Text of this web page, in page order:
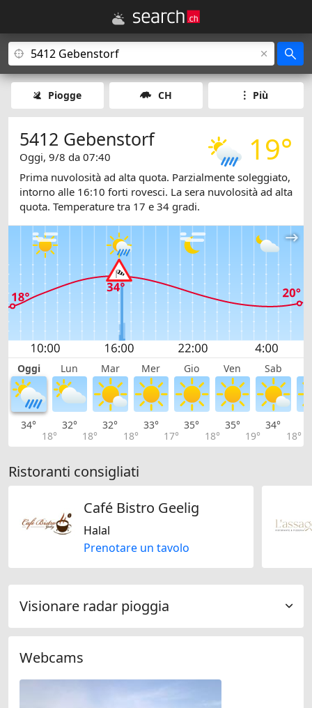
Piogge CH Più
19°
5412 Gebenstorf
Oggi, 9/8 da 07:40
Prima nuvolosità ad alta quota. Parzialmente soleggiato,
intorno alle 16:10 forti rovesci. La sera nuvolosità ad alta
quota. Temperature tra 17 e 34 gradi.
Oggi Lun Mar Mer Gio Ven Sab
34°
18°
32°
18°
32°
18°
33°
17°
35°
18°
35°
19°
34°
18°
Ristoranti consigliati
Café Bistro Geelig
Halal
Prenotare un tavolo
Visionare radar pioggia
Webcams